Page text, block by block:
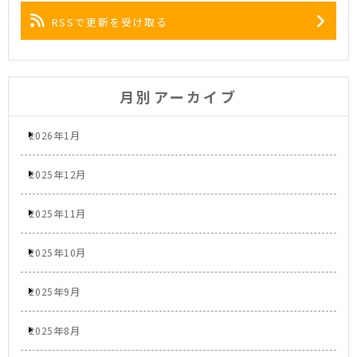
RSSで更新を受け取る
月別アーカイブ
2026年1月
2025年12月
2025年11月
2025年10月
2025年9月
2025年8月